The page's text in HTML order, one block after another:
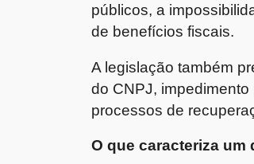
públicos, a
de benefícios fiscais.
A legislação também
do CNPJ,
processos de
O que caracteriza um